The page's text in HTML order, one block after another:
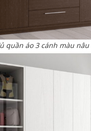
quần áo 3 cánh màu nâu